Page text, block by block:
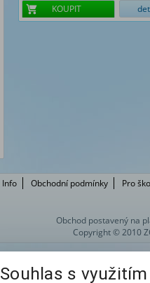
KOUPIT
Info Obchodní podmínky Pro
Obchod postavený na
Copyright © 2010
Souhlas s